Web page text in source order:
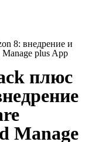
8: внедрение и
plus App
плюс
Manage